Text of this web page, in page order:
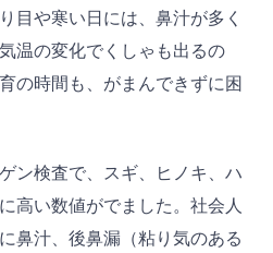
目や寒い日には、鼻汁が多く
温の変化でくしゃも出るの
の時間も、がまんできずに困
ン検査で、スギ、ヒノキ、ハ
高い数値がでました。社会人
鼻汁、後鼻漏（粘り気のある